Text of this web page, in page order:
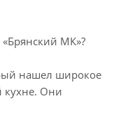
«Брянский МК»?
нашел широкое
кухне. Они